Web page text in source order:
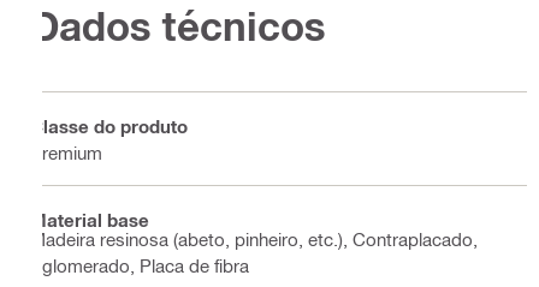
Dados técnicos
Classe do produto
Premium
Material base
Madeira resinosa (abeto, pinheiro, etc.), Contraplacado,
Aglomerado, Placa de fibra